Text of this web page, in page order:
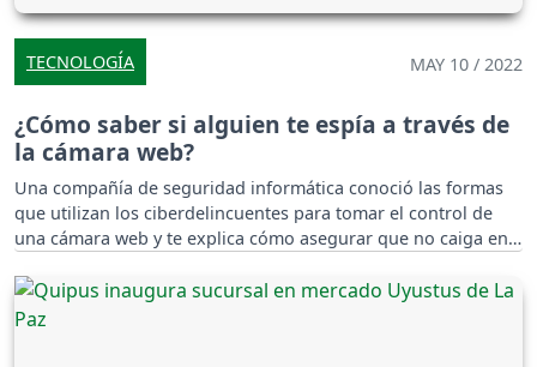
TECNOLOGÍA MAY 10 / 2022
¿Cómo saber si alguien te espía a través de
la cámara web?
Una compañía de seguridad informática conoció las formas
que utilizan los ciberdelincuentes para tomar el control de
una cámara web y te explica cómo asegurar que no caiga en